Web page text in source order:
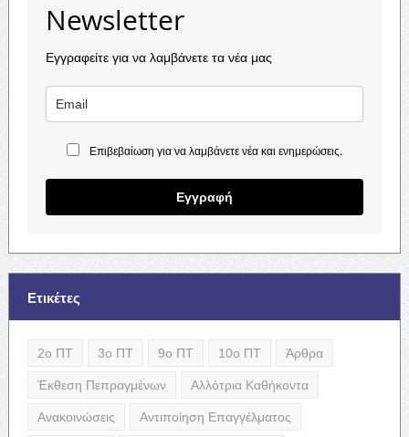
Newsletter
Εγγραφείτε για να λαμβάνετε τα νέα μας
Επιβεβαίωση για να λαμβάνετε νέα και ενημερώσεις.
Εγγραφή
Ετικέτες
2ο ΠΤ 3ο ΠΤ 9ο ΠΤ 10ο ΠΤ Άρθρα
Έκθεση Πεπραγμένων Αλλότρια Καθήκοντα
Ανακοινώσεις Αντιποίηση Επαγγέλματος